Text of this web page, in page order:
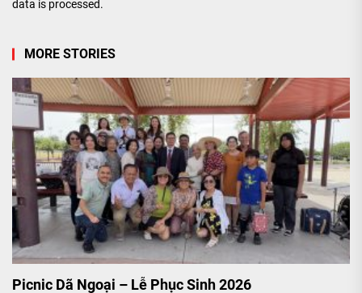
data is processed.
MORE STORIES
Picnic Dã Ngoại – Lễ Phục Sinh 2026